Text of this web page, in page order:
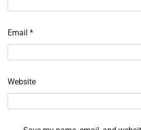
Email *
Website